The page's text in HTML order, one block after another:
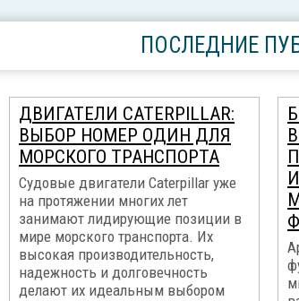
ПОСЛЕДНИЕ
ДВИГАТЕЛИ CATERPILLAR:
ВЫБОР НОМЕР ОДИН ДЛЯ
МОРСКОГО ТРАНСПОРТА
Судовые двигатели Caterpillar уже
на протяжении многих лет
занимают лидирующие позиции в
мире морского транспорта. Их
высокая производительность,
надежность и долговечность
делают их идеальным выбором